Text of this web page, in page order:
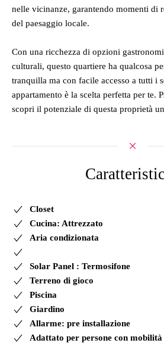
nelle vicinanze, garantendo momenti di
del paesaggio locale.
Con una ricchezza di opzioni
culturali, questo quartiere ha qualcosa
tranquilla ma con facile accesso a tutti i
appartamento è la scelta perfetta per te.
scopri il potenziale di questa proprietà
Closet
Cucina: Attrezzato
Aria condizionata
Solar Panel : Termosifone
Terreno di gioco
Piscina
Giardino
Allarme: pre installazione
Adattato per persone con